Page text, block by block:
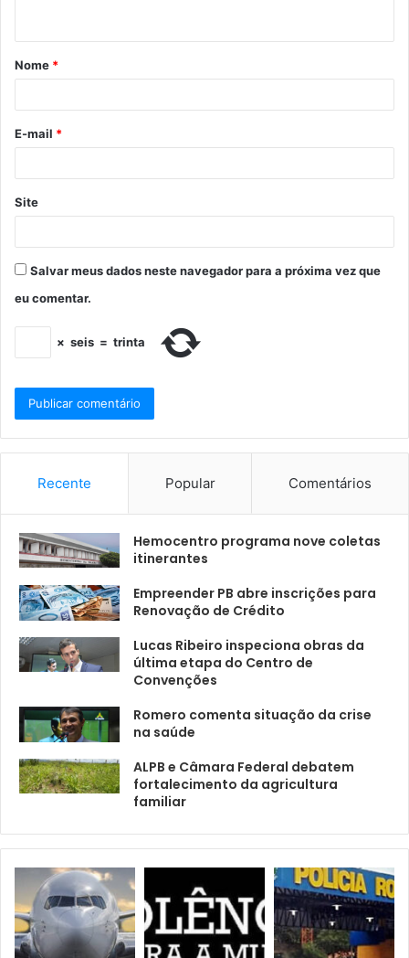
Nome *
E-mail *
Site
Salvar meus dados neste navegador para a próxima vez que
eu comentar.
× seis = trinta
Recente Popular Comentários
Hemocentro programa nove coletas
itinerantes
Empreender PB abre inscrições para
Renovação de Crédito
Lucas Ribeiro inspeciona obras da
última etapa do Centro de
Convenções
Romero comenta situação da crise
na saúde
ALPB e Câmara Federal debatem
fortalecimento da agricultura
familiar